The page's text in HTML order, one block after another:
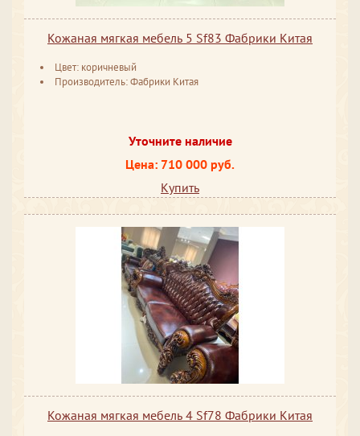
Кожаная мягкая мебель 5 Sf83 Фабрики Китая
Цвет: коричневый
Производитель: Фабрики Китая
Уточните наличие
Цена: 710 000 руб.
Купить
Кожаная мягкая мебель 4 Sf78 Фабрики Китая